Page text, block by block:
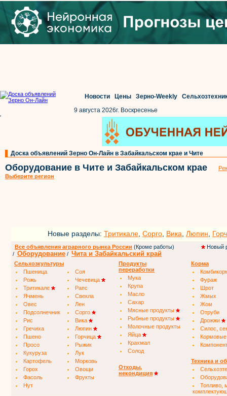
Новости Цены Зерно-Weekly
9 августа 2026г. Воскресенье
'
Доска объявлений Зерно Он-Лайн в Забайкальском крае и Чите
Оборудование в Чите и Забайкальском крае
Выберите регион
Новые разделы: Тритикале Сорго Вика Люпин
Все объявления аграрного рынка России (Кроме работы)
Новый
/ Оборудование / Чита и Забайкальский край
Сельхозкультуры
Пшеница
Соя
Рожь
Чечевица
Тритикале
Рапс
Ячмень
Свекла
Овес
Лен
Подсолнечник
Сорго
Рис
Вика
Гречиха
Люпин
Пшено
Горчица
Просо
Рыжик
Кукуруза
Лук
Картофель
Морковь
Горох
Овощи
Фасоль
Фрукты
Нут
Продукты
переработки
Мука
Крупа
Масло
Сахар
Мясные продукты
Рыбные продукты
Молочные продукты
Яйца
Крахмал
Солод
Отходы,
некондиция
Корма
Фураж
Шрот
Жмых
Жом
Отруби
Дрожжи
Силос,
Техника и
Топливо,